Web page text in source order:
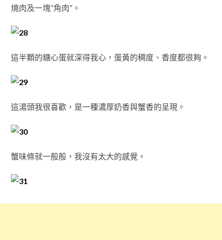
燒肉及一塊”角肉”。
這半顆的糖心蛋就深得我心，蛋黃的稠度、香度都很夠。
這湯頭我很喜歡，是一種濃厚奶香與蟹香的呈現。
蟹味條就一般般，我沒有太大的感覺。